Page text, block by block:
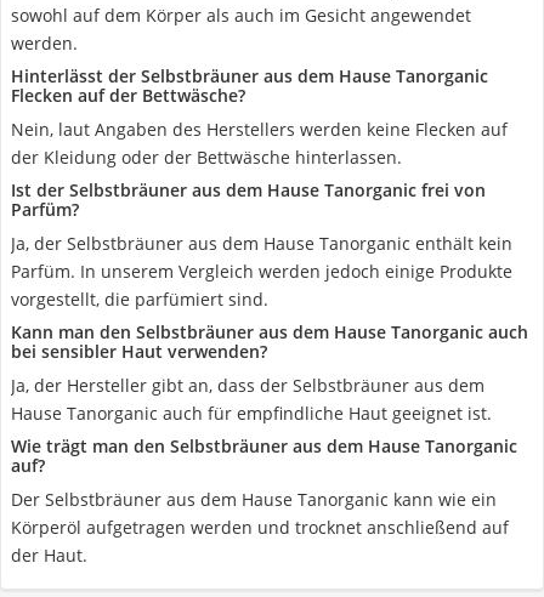
sowohl auf dem Körper als auch im Gesicht angewendet
werden.
Hinterlässt der Selbstbräuner aus dem Hause Tanorganic
Flecken auf der Bettwäsche?
Nein, laut Angaben des Herstellers werden keine Flecken auf
der Kleidung oder der Bettwäsche hinterlassen.
Ist der Selbstbräuner aus dem Hause Tanorganic frei von
Parfüm?
Ja, der Selbstbräuner aus dem Hause Tanorganic enthält kein
Parfüm. In unserem Vergleich werden jedoch einige Produkte
vorgestellt, die parfümiert sind.
Kann man den Selbstbräuner aus dem Hause Tanorganic auch
bei sensibler Haut verwenden?
Ja, der Hersteller gibt an, dass der Selbstbräuner aus dem
Hause Tanorganic auch für empfindliche Haut geeignet ist.
Wie trägt man den Selbstbräuner aus dem Hause Tanorganic
auf?
Der Selbstbräuner aus dem Hause Tanorganic kann wie ein
Körperöl aufgetragen werden und trocknet anschließend auf
der Haut.